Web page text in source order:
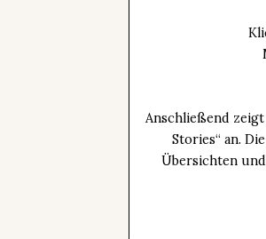
Anschließend zeigt
Stories“ an.
Übersichten